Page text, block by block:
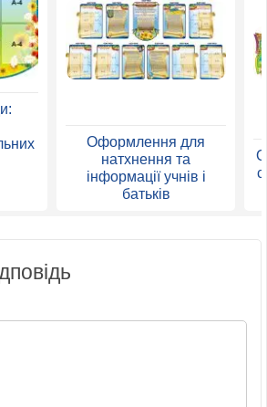
Оформлення для
натхнення та
інформації учнів і
батьків